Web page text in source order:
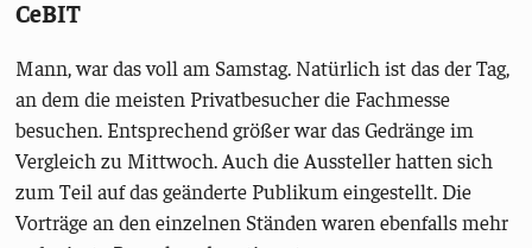
CeBIT
Mann, war das voll am Samstag. Natürlich ist das der Tag,
an dem die meisten Privatbesucher die Fachmesse
besuchen. Entsprechend größer war das Gedränge im
Vergleich zu Mittwoch. Auch die Aussteller hatten sich
zum Teil auf das geänderte Publikum eingestellt. Die
Vorträge an den einzelnen Ständen waren ebenfalls mehr